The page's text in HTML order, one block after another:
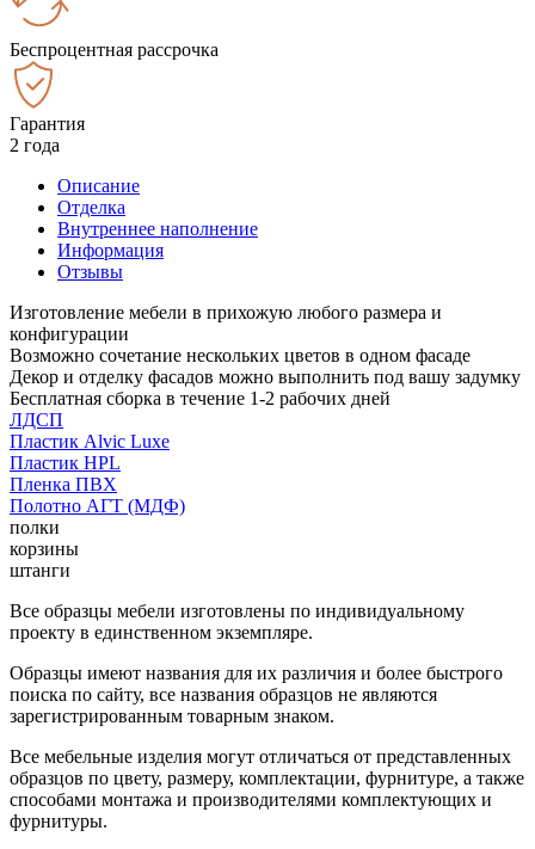
Беспроцентная рассрочка
Гарантия
2 года
Описание
Отделка
Внутреннее наполнение
Информация
Отзывы
Изготовление мебели в прихожую любого размера и
конфигурации
Возможно сочетание нескольких цветов в одном фасаде
Декор и отделку фасадов можно выполнить под вашу задумку
Бесплатная сборка в течение 1-2 рабочих дней
ЛДСП
Пластик Alvic Luxe
Пластик HPL
Пленка ПВХ
Полотно АГТ (МДФ)
полки
корзины
штанги
Все образцы мебели изготовлены по индивидуальному
проекту в единственном экземпляре.
Образцы имеют названия для их различия и более быстрого
поиска по сайту, все названия образцов не являются
зарегистрированным товарным знаком.
Все мебельные изделия могут отличаться от представленных
образцов по цвету, размеру, комплектации, фурнитуре, а также
способами монтажа и производителями комплектующих и
фурнитуры.